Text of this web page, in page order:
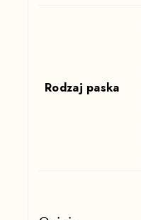
Rodzaj paska